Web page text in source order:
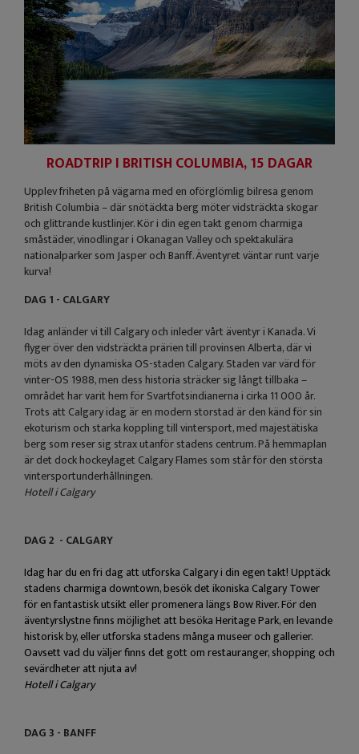
ROADTRIP I BRITISH COLUMBIA, 15 DAGAR
Upplev friheten på vägarna med en oförglömlig bilresa genom
British Columbia – där snötäckta berg möter vidsträckta skogar
och glittrande kustlinjer. Kör i din egen takt genom charmiga
småstäder, vinodlingar i Okanagan Valley och spektakulära
nationalparker som Jasper och Banff. Äventyret väntar runt varje
kurva!
DAG 1 - CALGARY
Idag anländer vi till Calgary och inleder vårt äventyr i Kanada. Vi
flyger över den vidsträckta prärien till provinsen Alberta, där vi
möts av den dynamiska OS-staden Calgary. Staden var värd för
vinter-OS 1988, men dess historia sträcker sig långt tillbaka –
området har varit hem för Svartfotsindianerna i cirka 11 000 år.
Trots att Calgary idag är en modern storstad är den känd för sin
ekoturism och starka koppling till vintersport, med majestätiska
berg som reser sig strax utanför stadens centrum. På hemmaplan
är det dock hockeylaget Calgary Flames som står för den största
vintersportunderhållningen.
Hotell i Calgary
DAG 2 - CALGARY
Idag har du en fri dag att utforska Calgary i din egen takt! Upptäck
stadens charmiga downtown, besök det ikoniska Calgary Tower
för en fantastisk utsikt eller promenera längs Bow River. För den
äventyrslystne finns möjlighet att besöka Heritage Park, en levande
historisk by, eller utforska stadens många museer och gallerier.
Oavsett vad du väljer finns det gott om restauranger, shopping och
sevärdheter att njuta av!
Hotell i Calgary
DAG 3 - BANFF